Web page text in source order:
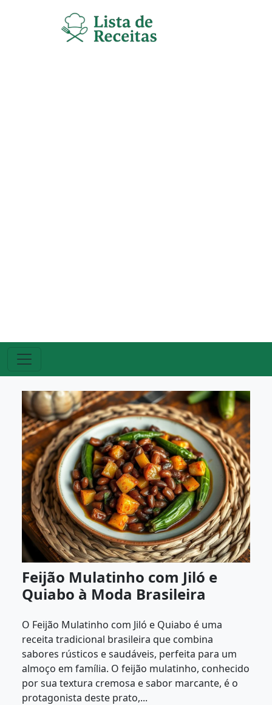
Feijão Mulatinho com Jiló e
Quiabo à Moda Brasileira
O Feijão Mulatinho com Jiló e Quiabo é uma
receita tradicional brasileira que combina
sabores rústicos e saudáveis, perfeita para um
almoço em família. O feijão mulatinho, conhecido
por sua textura cremosa e sabor marcante, é o
protagonista deste prato,...